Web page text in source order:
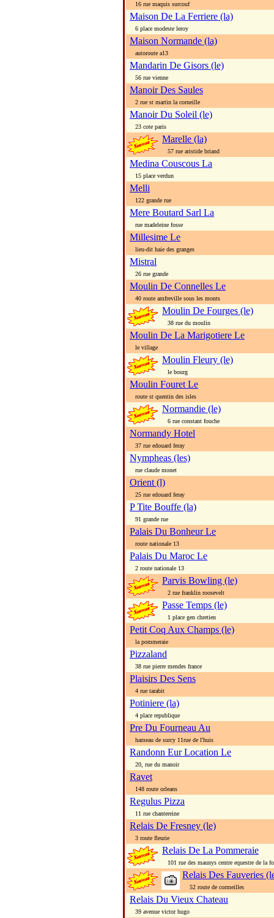
16 rue maquis surcouf
Maison De La Ferriere (la)
6 place modeste leroy
Maison Normande (la)
autoroute a13
Mandarin De Gisors (le)
56 rue vienne
Manoir Des Saules
2 rue st martin la corneille
Manoir Du Soleil (le)
23 cote paris
Marelle (la)
57 rue aristide briand
Medina Couscous La
15 place verdun
Melli
122 grande rue
Mere Boutard Sarl La
rue madeleine fosse
Millesime Le
lieu-dit haie des granges
Mistral
26 rue grande
Moulin De Connelles Le
40 route amfreville sous les monts
Moulin De Fourges (le)
38 rue du moulin
Moulin De La Marigotiere Le
le village
Moulin Fleury (le)
le bourg
Moulin Fouret Le
route st quentin des isles
Normandie (le)
6 rue constant fouche
Normandy Hotel
37 rue edouard feray
Nympheas (les)
rue claude monet
Orient (l)
25 rue edouard feray
P Tite Bouffe (la)
91 grande rue
Palais Du Bonheur Le
route nationale 13
Palais Du Maroc Le
2 route nationale 13
Parvis Bowling (le)
2 rue franklin roosevelt
Passe Temps (le)
1 place gen chretien
Petit Coq Aux Champs (le)
la pommeraie
Pizzaland
38 rue pierre mendes france
Plaisirs Des Sens
4 rue tarabit
Potiniere (la)
4 place republique
Pre Du Fourneau Au
hameau de surcy 11rue de l'huis
Randonn Eur Location Le
20, rue du manoir
Ravet
148 route orleans
Regulus Pizza
11 rue chantereine
Relais De Fresney (le)
3 route fleurie
Relais De La Pommeraie
101 rue des maunys centre equestre de la
Relais Des Fauveries
52 route de cormeilles
Relais Du Vieux Chateau
39 avenue victor hugo